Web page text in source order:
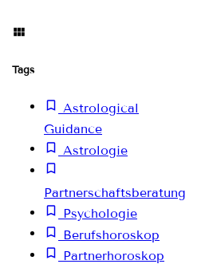
Tags
Astrological
Guidance
Astrologie
Partnerschaftsberatung
Psychologie
Berufshoroskop
Partnerhoroskop